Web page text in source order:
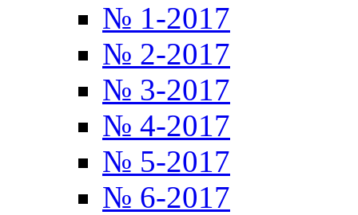
№ 1-2017
№ 2-2017
№ 3-2017
№ 4-2017
№ 5-2017
№ 6-2017